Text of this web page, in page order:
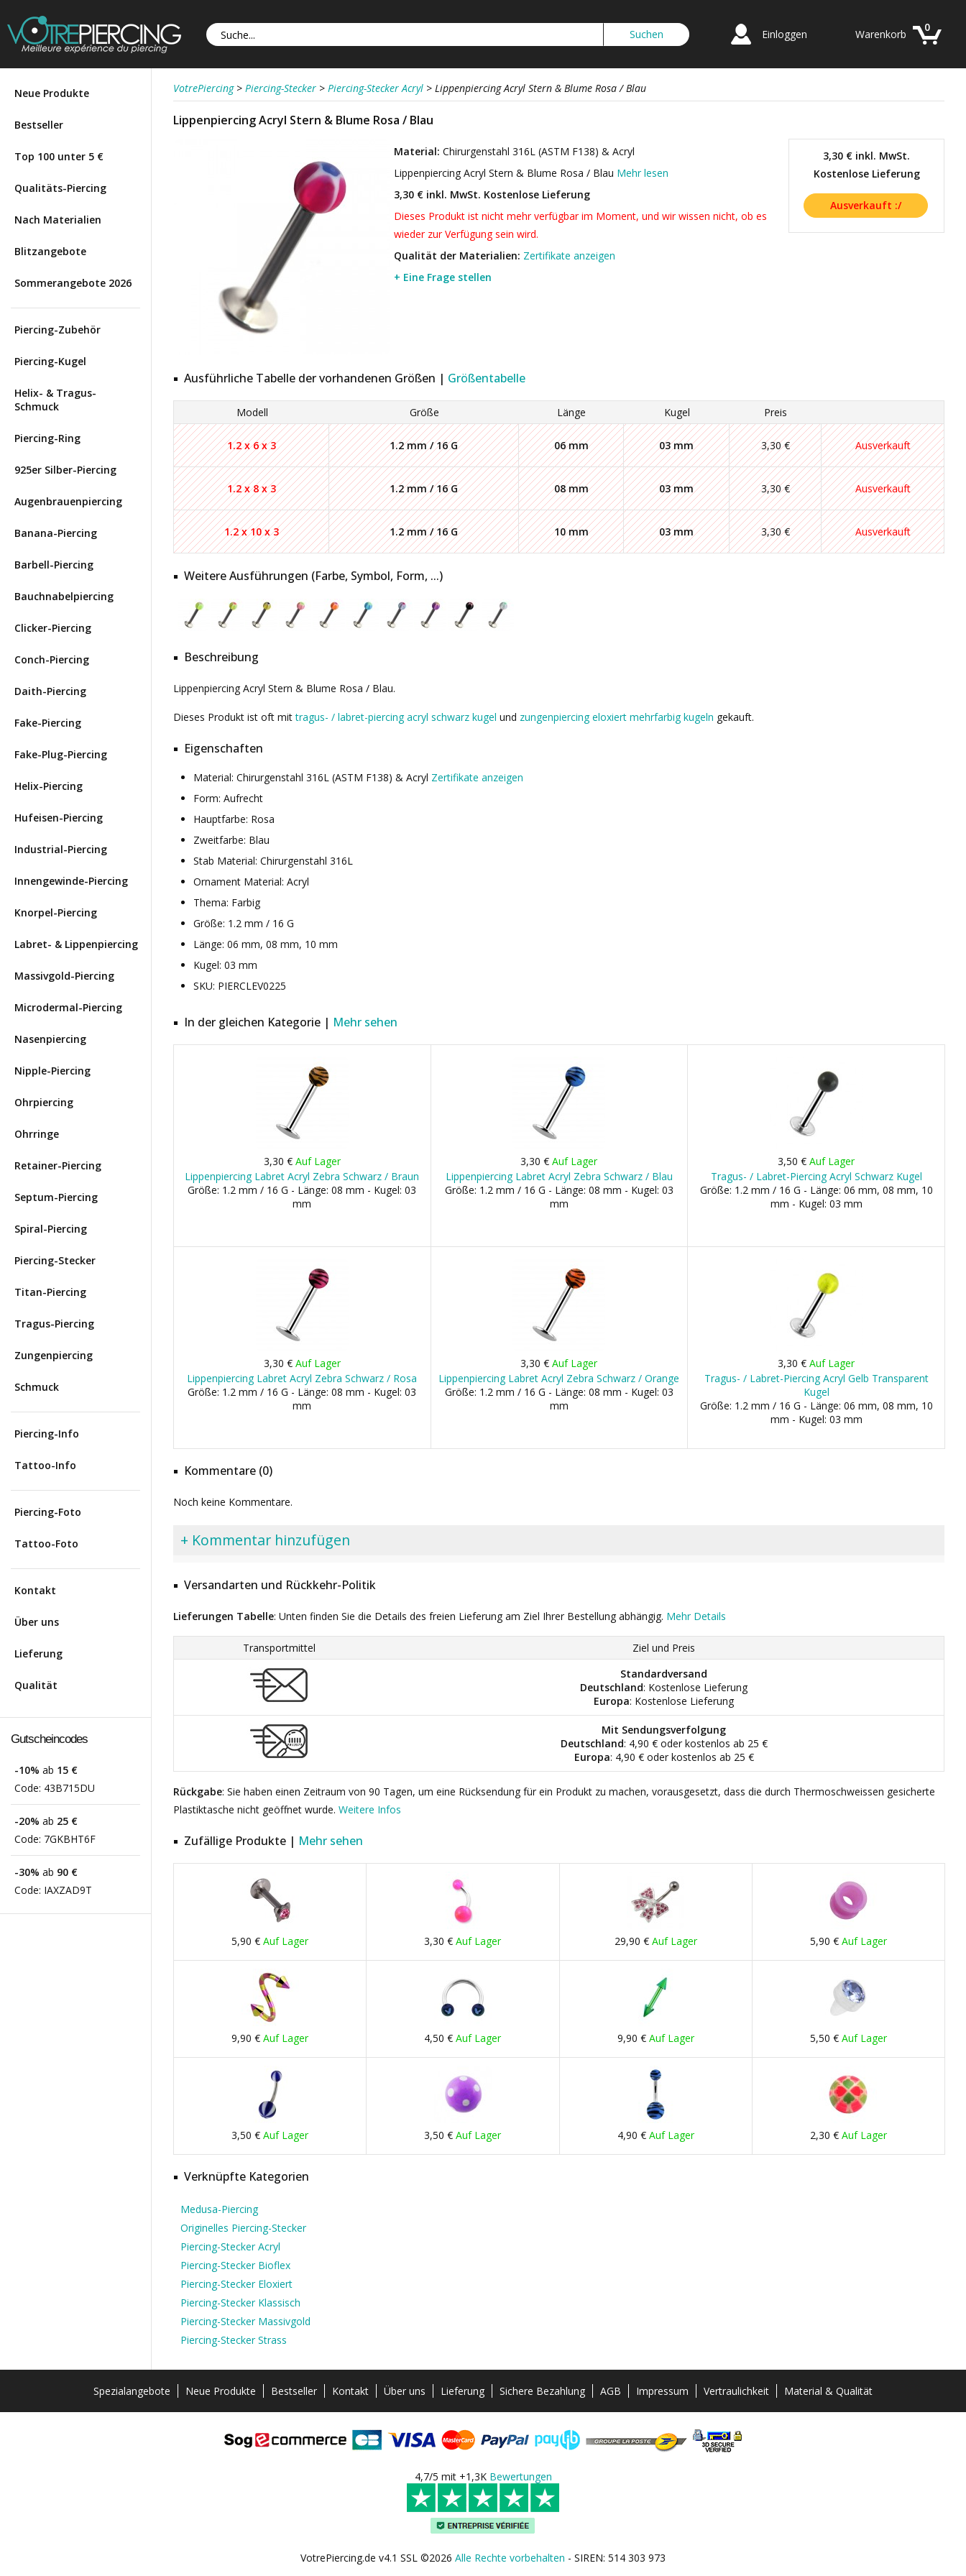
Einloggen
0
Warenkorb
Neue Produkte
Bestseller
Top 100 unter 5 €
Qualitäts-Piercing
Nach Materialien
Blitzangebote
Sommerangebote 2026
Piercing-Zubehör
Piercing-Kugel
Helix- & Tragus-
Schmuck
Piercing-Ring
925er Silber-Piercing
Augenbrauenpiercing
Banana-Piercing
Barbell-Piercing
Bauchnabelpiercing
Clicker-Piercing
Conch-Piercing
Daith-Piercing
Fake-Piercing
Fake-Plug-Piercing
Helix-Piercing
Hufeisen-Piercing
Industrial-Piercing
Innengewinde-Piercing
Knorpel-Piercing
Labret- & Lippenpiercing
Massivgold-Piercing
Microdermal-Piercing
Nasenpiercing
Nipple-Piercing
Ohrpiercing
Ohrringe
Retainer-Piercing
Septum-Piercing
Spiral-Piercing
Piercing-Stecker
Titan-Piercing
Tragus-Piercing
Zungenpiercing
Schmuck
Piercing-Info
Tattoo-Info
Piercing-Foto
Tattoo-Foto
Kontakt
Über uns
Lieferung
Qualität
Gutscheincodes
-10% ab 15 €
Code: 43B715DU
-20% ab 25 €
Code: 7GKBHT6F
-30% ab 90 €
Code: IAXZAD9T
VotrePiercing > Piercing-Stecker > Piercing-Stecker Acryl > Lippenpiercing Acryl Stern & Blume Rosa / Blau
Lippenpiercing Acryl Stern & Blume Rosa / Blau
3,30 € inkl. MwSt.
Kostenlose Lieferung
Material: Chirurgenstahl 316L (ASTM F138) & Acryl
Lippenpiercing Acryl Stern & Blume Rosa / Blau Mehr lesen
3,30 € inkl. MwSt. Kostenlose Lieferung
Dieses Produkt ist nicht mehr verfügbar im Moment, und wir wissen nicht, ob es
wieder zur Verfügung sein wird.
Qualität der Materialien: Zertifikate anzeigen
+ Eine Frage stellen
Ausführliche Tabelle der vorhandenen Größen | Größentabelle
Modell Größe Länge Kugel Preis
1.2 x 6 x 3 1.2 mm / 16 G 06 mm 03 mm 3,30 € Ausverkauft
1.2 x 8 x 3 1.2 mm / 16 G 08 mm 03 mm 3,30 € Ausverkauft
1.2 x 10 x 3 1.2 mm / 16 G 10 mm 03 mm 3,30 € Ausverkauft
Weitere Ausführungen (Farbe, Symbol, Form, ...)
Beschreibung
Lippenpiercing Acryl Stern & Blume Rosa / Blau.
Dieses Produkt ist oft mittragus- / labret-piercing acryl schwarz kugel und zungenpiercing eloxiert mehrfarbig kugeln gekauft.
Eigenschaften
Material: Chirurgenstahl 316L (ASTM F138) & Acryl Zertifikate anzeigen
Form: Aufrecht
Hauptfarbe: Rosa
Zweitfarbe: Blau
Stab Material: Chirurgenstahl 316L
Ornament Material: Acryl
Thema: Farbig
Größe: 1.2 mm / 16 G
Länge: 06 mm, 08 mm, 10 mm
Kugel: 03 mm
SKU: PIERCLEV0225
In der gleichen Kategorie | Mehr sehen
3,30 € Auf Lager
Lippenpiercing Labret Acryl Zebra Schwarz / Braun
Größe: 1.2 mm / 16 G - Länge: 08 mm - Kugel: 03
mm
3,30 €Auf Lager
Lippenpiercing Labret Acryl Zebra Schwarz / Blau
Größe: 1.2 mm / 16 G - Länge: 08 mm - Kugel: 03
mm
3,50 €Auf Lager
Tragus- / Labret-Piercing Acryl Schwarz Kugel
Größe: 1.2 mm / 16 G - Länge: 06 mm, 08 mm, 10
mm - Kugel: 03 mm
3,30 € Auf Lager
Lippenpiercing Labret Acryl Zebra Schwarz / Rosa
Größe: 1.2 mm / 16 G - Länge: 08 mm - Kugel: 03
mm
3,30 €Auf Lager
Lippenpiercing Labret Acryl Zebra Schwarz / Orange
Größe: 1.2 mm / 16 G - Länge: 08 mm - Kugel: 03
mm
3,30 €Auf Lager
Tragus- / Labret-Piercing Acryl Gelb Transparent
Kugel
Größe: 1.2 mm / 16 G - Länge: 06 mm, 08 mm, 10
mm - Kugel: 03 mm
Kommentare (0)
Noch keine Kommentare.
+ Kommentar hinzufügen
Versandarten und Rückkehr-Politik
Lieferungen Tabelle: Unten finden Sie die Details des freien Lieferung am Ziel Ihrer Bestellung abhängig. Mehr Details
Transportmittel
Ziel und Preis
Standardversand
Deutschland: Kostenlose Lieferung
Europa: Kostenlose Lieferung
Mit Sendungsverfolgung
Deutschland: 4,90 € oder kostenlos ab 25 €
Europa: 4,90 € oder kostenlos ab 25 €
Rückgabe: Sie haben einen Zeitraum von 90 Tagen, um eine Rücksendung für ein Produkt zu machen, vorausgesetzt, dass die durch Thermoschweissen gesicherte
Plastiktasche nicht geöffnet wurde. Weitere Infos
Zufällige Produkte | Mehr sehen
5,90 €Auf Lager 3,30 €Auf Lager 29,90 € Auf Lager 5,90 € Auf Lager
9,90 €Auf Lager 4,50 €Auf Lager 9,90 € Auf Lager 5,50 € Auf Lager
3,50 €Auf Lager 3,50 €Auf Lager 4,90 € Auf Lager 2,30 € Auf Lager
Verknüpfte Kategorien
Medusa-Piercing
Originelles Piercing-Stecker
Piercing-Stecker Acryl
Piercing-Stecker Bioflex
Piercing-Stecker Eloxiert
Piercing-Stecker Klassisch
Piercing-Stecker Massivgold
Piercing-Stecker Strass
Spezialangebote Neue Produkte Bestseller Kontakt Über uns Lieferung Sichere Bezahlung AGB Impressum Vertraulichkeit Material & Qualität
4,7/5 mit +1,3K Bewertungen
VotrePiercing.de v4.1 SSL ©2026 Alle Rechte vorbehalten - SIREN: 514 303 973